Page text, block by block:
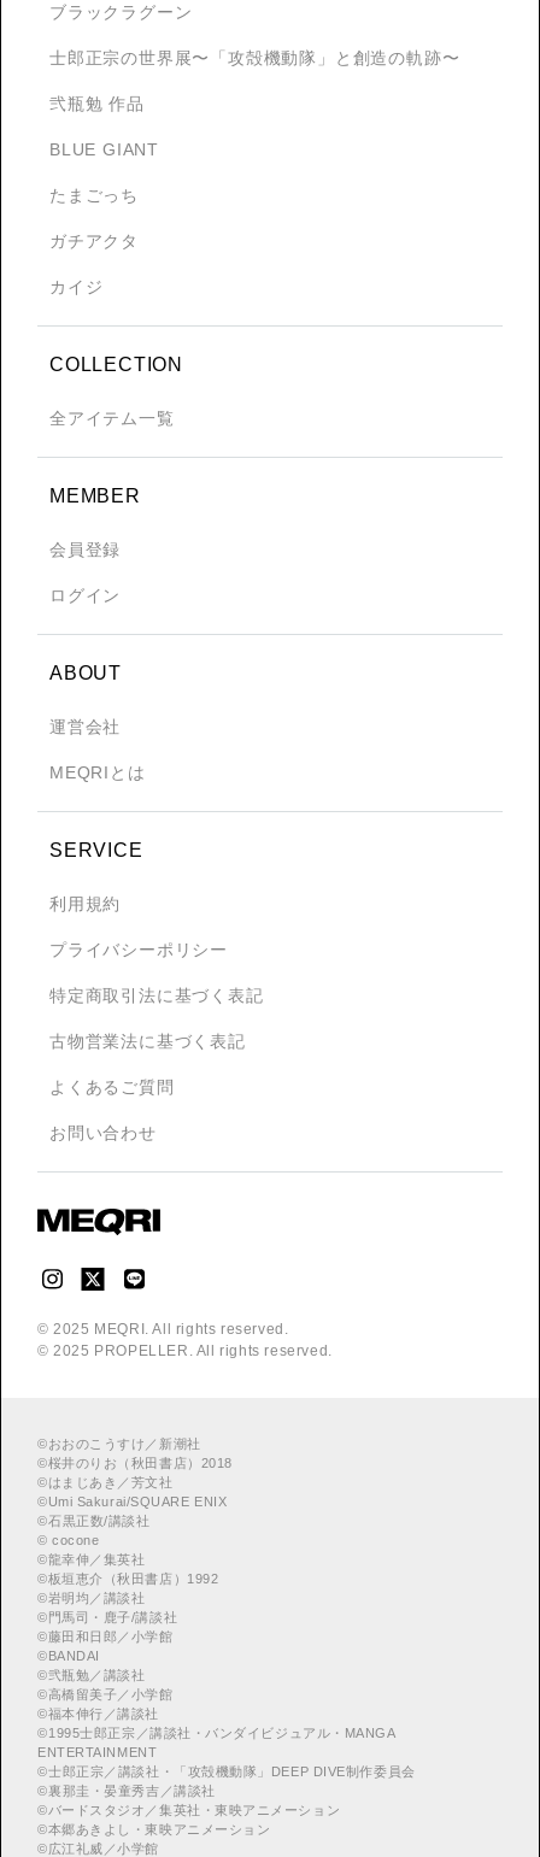
© 2025 MEQRI. All rights reserved.
© 2025 PROPELLER. All rights reserved.
ブラックラグーン
士郎正宗の世界展〜「攻殻機動隊」と創造の軌跡〜
弐瓶勉 作品
BLUE GIANT
たまごっち
ガチアクタ
カイジ
COLLECTION
全アイテム一覧
MEMBER
会員登録
ログイン
ABOUT
運営会社
MEQRIとは
SERVICE
利用規約
プライバシーポリシー
特定商取引法に基づく表記
古物営業法に基づく表記
よくあるご質問
お問い合わせ
©おおのこうすけ／新潮社
©桜井のりお（秋田書店）2018
©はまじあき／芳文社
©Umi Sakurai/SQUARE ENIX
©︎石黒正数/講談社
© cocone
©龍幸伸／集英社
©板垣恵介（秋田書店）1992
©岩明均／講談社
©門馬司・鹿子/講談社
©藤田和日郎／小学館
©BANDAI
©弐瓶勉／講談社
©高橋留美子／小学館
©福本伸行／講談社
©︎1995士郎正宗／講談社・バンダイビジュアル・MANGA
ENTERTAINMENT
©︎士郎正宗／講談社・「攻殻機動隊」DEEP DIVE制作委員会
©︎裏那圭・晏童秀吉／講談社
©バードスタジオ／集英社・東映アニメーション
©本郷あきよし・東映アニメーション
©広江礼威／小学館